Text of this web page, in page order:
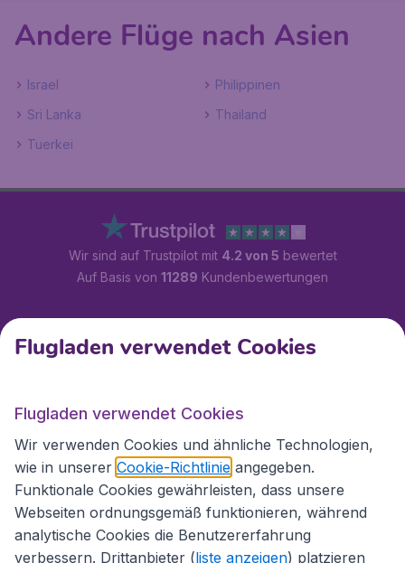
Andere Flüge nach Asien
Israel
Philippinen
Sri Lanka
Thailand
Tuerkei
Wir sind auf Trustpilot mit 4.2 von 5 bewertet
Auf Basis von 11289 Kundenbewertungen
Kundenservice
Flugladen.at
Internationale Webseiten
Flugladen verwendet Cookies
Flugladen verwendet Cookies
Wir verwenden Cookies und ähnliche Technologien,
wie in unserer Cookie-Richtlinie angegeben.
Funktionale Cookies gewährleisten, dass unsere
Webseiten ordnungsgemäß funktionieren, während
analytische Cookies die Benutzererfahrung
verbessern. Drittanbieter (liste anzeigen) platzieren